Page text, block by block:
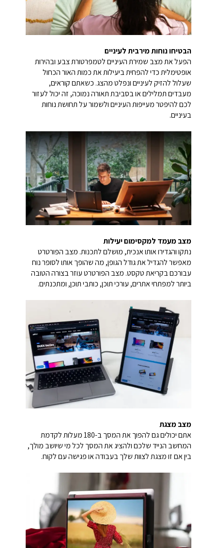
הבטיחו נוחות מירבית לעיניים
הפעל את מצב שמירת העיניים לטמפרטורת צבע ובהירות
אופטימלית כדי להפחית ביעילות את כמות האור הכחול
שעלול להזיק לעיניים ונפלט מהצג. כשאתם קוראים,
מעבדים תמלילים או בסביבת תאורה נמוכה, זה יכול לעזור
לכם להיפטר מעייפות העיניים ולשמור על תחושת נוחות
בעיניים.
מצב מעמד למקסימום יעילות
נתקו והגדירו אותו אנכית, מושלם לתכנות. מצב הפורטרט
מאפשר להגדיל את גודל הגופן, מה שהופך אותו לסופר נוח
עבורכם בקריאת טקסט. מצב הפורטרט עוזר בצורה הטובה
ביותר למפתחי אתרים, עורכי תוכן, כותבי תוכן, ומתכנתים.
מצב מצגת
אתם יכולים גם להפוך את המסך ב-180 מעלות לקדמת
המחשב הנייד שלכם ולהציג את המסך לכל מי שיושב מולך,
בין אם זו מצגת לצוות שלך בעבודה או פגישה עם לקוח.